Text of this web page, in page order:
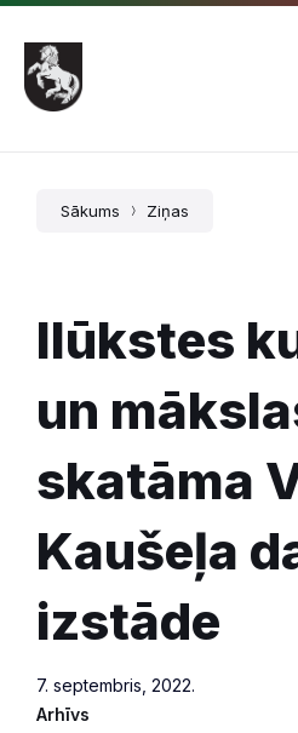
Pāriet
saturu
Skip
main
navigation
Skip
footer
Sākums Ziņas
Ilūkstes
un
skatāma
Kaušeļa
izstāde
7. septembris, 2022.
Arhīvs